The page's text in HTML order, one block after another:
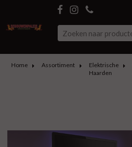
Home Assortiment
Elektrische
Haarden